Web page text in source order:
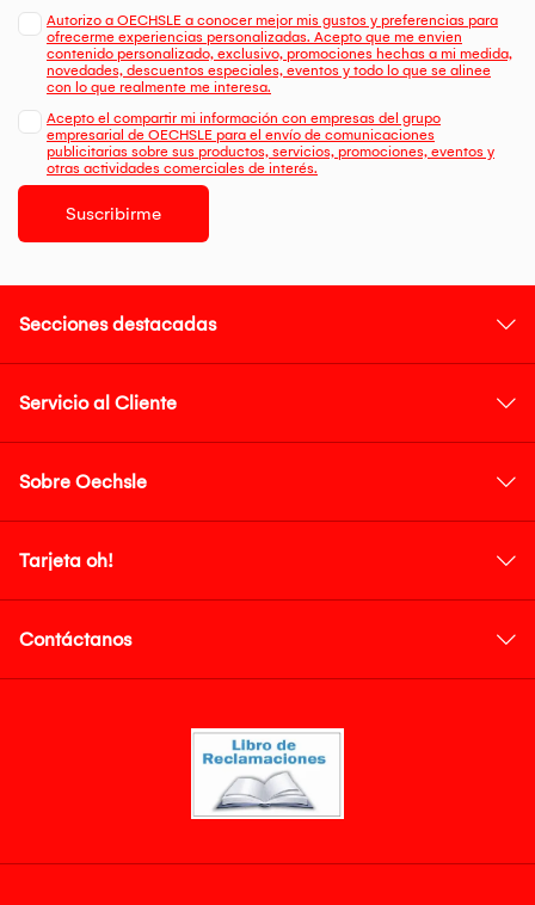
Autorizo a OECHSLE a conocer mejor mis gustos y preferencias para
ofrecerme experiencias personalizadas. Acepto que me envien
contenido personalizado, exclusivo, promociones hechas a mi medida,
novedades, descuentos especiales, eventos y todo lo que se alinee
con lo que realmente me interesa.
Acepto el compartir mi información con empresas del grupo
empresarial de OECHSLE para el envío de comunicaciones
publicitarias sobre sus productos, servicios, promociones, eventos y
otras actividades comerciales de interés.
Suscribirme
Secciones destacadas
Servicio al Cliente
Sobre Oechsle
Tarjeta oh!
Contáctanos